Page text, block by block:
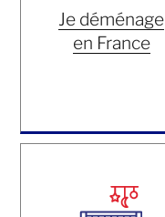
Je déménage
en France